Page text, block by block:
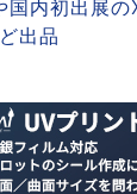
国内初出展
出品